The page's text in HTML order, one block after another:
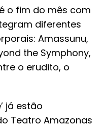
o fim do mês com
diferentes
Amassunu,
the Symphony,
o erudito, o
já estão
Teatro Amazonas